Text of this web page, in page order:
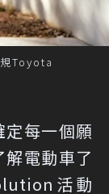
Toyota
每一個願
電動車了
活動